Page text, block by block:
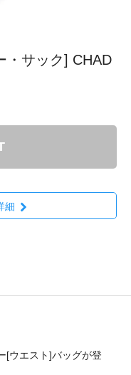
・サック] CHAD
細
[ウエスト]バッグが登